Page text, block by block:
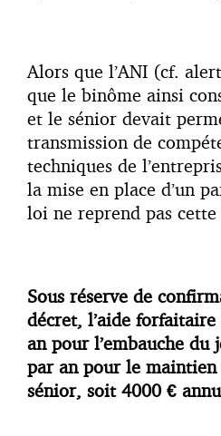
Alors que l’ANI (cf.
que le binôme ainsi
et le sénior devait
transmission de
techniques de
la mise en place d’un
loi ne reprend pas cette
Sous réserve de
décret, l’aide
an pour l’embauche du
par an pour le maintien
sénior, soit 4000 €